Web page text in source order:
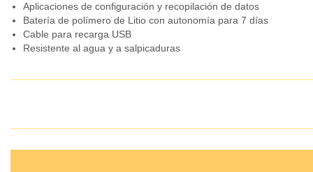
Aplicaciones de configuración y recopilación de datos
Batería de polímero de Litio con autonomía para 7 días
Cable para recarga USB
Resistente al agua y a salpicaduras